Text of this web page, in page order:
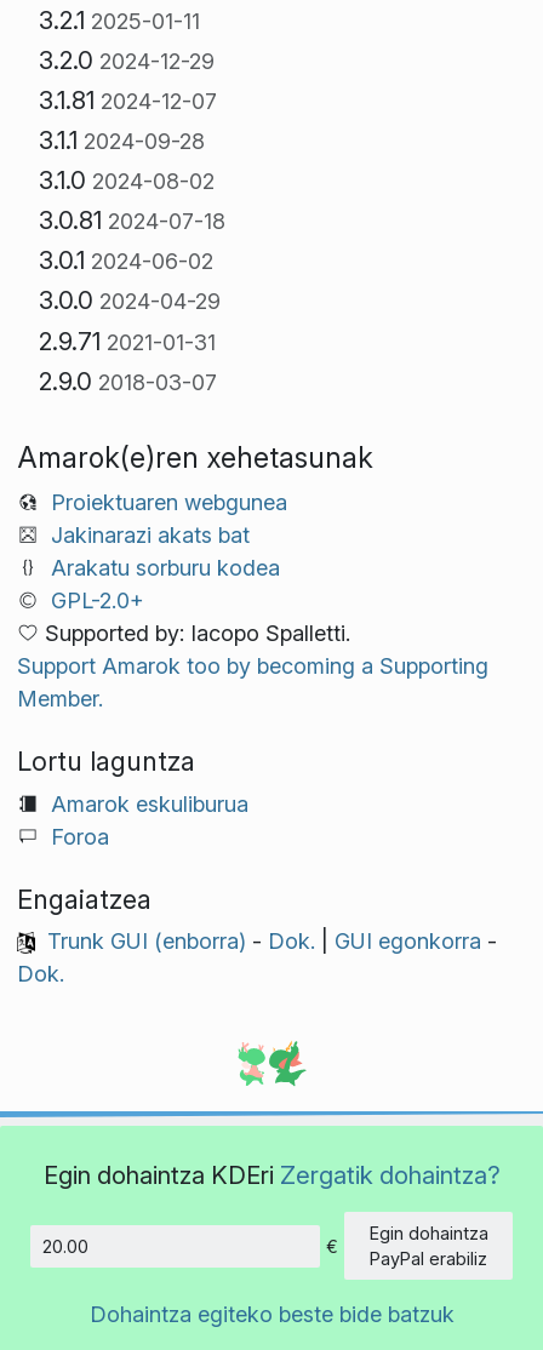
3.2.1 2025-01-11
3.2.0 2024-12-29
3.1.81 2024-12-07
3.1.1 2024-09-28
3.1.0 2024-08-02
3.0.81 2024-07-18
3.0.1 2024-06-02
3.0.0 2024-04-29
2.9.71 2021-01-31
2.9.0 2018-03-07
Amarok(e)ren xehetasunak
Proiektuaren webgunea
Jakinarazi akats bat
Arakatu sorburu kodea
GPL-2.0+
Supported by: Iacopo Spalletti.
Support Amarok too by becoming a Supporting
Member.
Lortu laguntza
Amarok eskuliburua
Foroa
Engaiatzea
Trunk GUI (enborra) - Dok. GUI egonkorra -
Dok.
Egin dohaintza KDEri Zergatik dohaintza?
Kopurua
€
Egin dohaintza
PayPal erabiliz
Dohaintza egiteko beste bide batzuk